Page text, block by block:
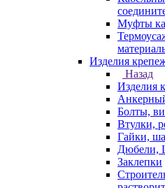
Муфты
Изделия
Назад
Изделия
Болты,
Втулки,
Гайки,
Дюбели,
Заклепки